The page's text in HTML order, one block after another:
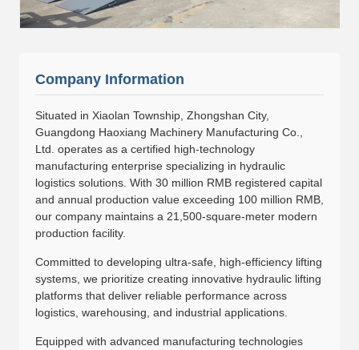
Company Information
Situated in Xiaolan Township, Zhongshan City,
Guangdong Haoxiang Machinery Manufacturing Co.,
Ltd. operates as a certified high-technology
manufacturing enterprise specializing in hydraulic
logistics solutions. With 30 million RMB registered capital
and annual production value exceeding 100 million RMB,
our company maintains a 21,500-square-meter modern
production facility.
Committed to developing ultra-safe, high-efficiency lifting
systems, we prioritize creating innovative hydraulic lifting
platforms that deliver reliable performance across
logistics, warehousing, and industrial applications.
Equipped with advanced manufacturing technologies